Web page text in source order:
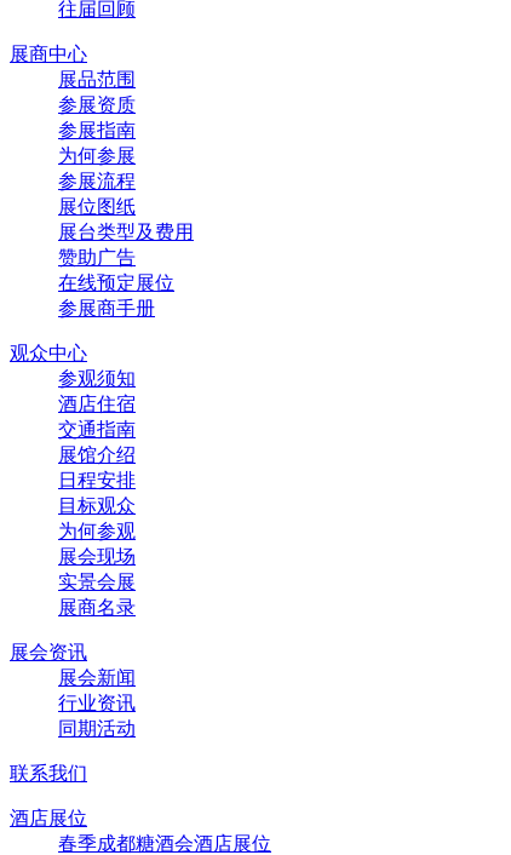
往届回顾
展商中心
展品范围
参展资质
参展指南
为何参展
参展流程
展位图纸
展台类型及费用
赞助广告
在线预定展位
参展商手册
观众中心
参观须知
酒店住宿
交通指南
展馆介绍
日程安排
目标观众
为何参观
展会现场
实景会展
展商名录
展会资讯
展会新闻
行业资讯
同期活动
联系我们
酒店展位
春季成都糖酒会酒店展位